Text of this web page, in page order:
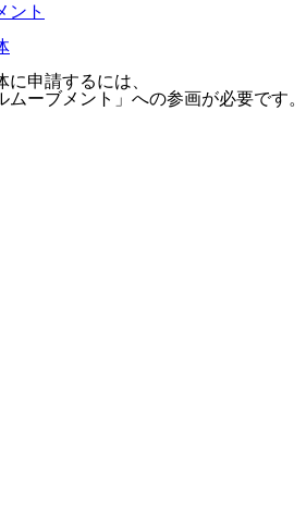
ント
に申請するには、
ーブメント」への参画が必要です。